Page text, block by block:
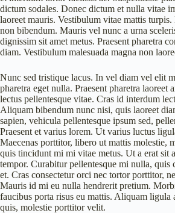
dictum sodales. Donec dictum et nulla vitae
laoreet mauris. Vestibulum vitae mattis
non bibendum. Mauris vel nunc a urna
dignissim sit amet metus. Praesent pharetra
diam. Vestibulum malesuada magna non
Nunc sed tristique lacus. In vel diam vel elit
pharetra eget nulla. Praesent pharetra laoreet
lectus pellentesque vitae. Cras id interdum
Aliquam bibendum nunc nisi, quis laoreet
sapien, vehicula pellentesque ipsum sed,
Praesent et varius lorem. Ut varius luctus
Maecenas porttitor, libero ut mattis molestie,
quis tincidunt mi mi vitae metus. Ut a erat sit
tempor. Curabitur pellentesque mi nulla, quis
et. Cras consectetur orci nec tortor porttitor,
Mauris id mi eu nulla hendrerit pretium.
faucibus porta risus eu mattis. Aliquam ligula
quis, molestie porttitor velit.